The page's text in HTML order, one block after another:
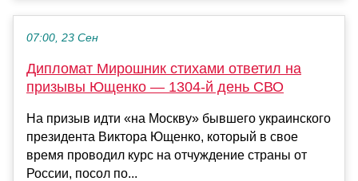
07:00, 23 Сен
Дипломат Мирошник стихами ответил на
призывы Ющенко — 1304-й день СВО
На призыв идти «на Москву» бывшего украинского
президента Виктора Ющенко, который в свое
время проводил курс на отчуждение страны от
России, посол по...